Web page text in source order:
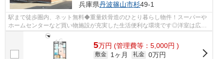
兵庫県丹波篠山市杉49-1
駅まで徒歩圏内、ネット無料◆重量鉄骨造のひとり暮らし物件！スーパーや
ホームセンターなど買い物施設が充実した生活便利な環境です◎洋室は広々
9.1帖！エアコン、照明付きです♪
5万円 (管理費等：5,000円 )
敷金 1ヶ月 礼金 0万円